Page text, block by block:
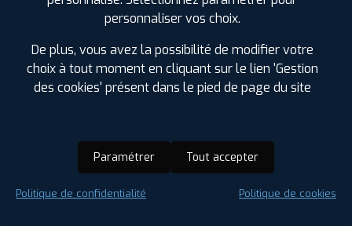
Runflat :Non
personnaliser vos choix.
De plus, vous avez la possibilité de modifier votre
choix à tout moment en cliquant sur le lien 'Gestion
des cookies' présent dans le pied de page du site
Paramétrer Tout accepter
Politique de confidentialité Politique de cookies